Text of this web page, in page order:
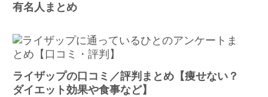
有名人まとめ
ライザップの口コミ／評判まとめ【痩せない？
ダイエット効果や食事など】